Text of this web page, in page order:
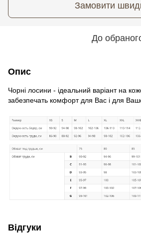
Замовити
До
Опис
Чорні лосини - ідеальний варіант на
забезпечать комфорт для Вас і для
Відгуки